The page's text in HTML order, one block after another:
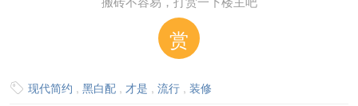
赏
 现代简约 , 黑白配 , 才是 , 流行 , 装修